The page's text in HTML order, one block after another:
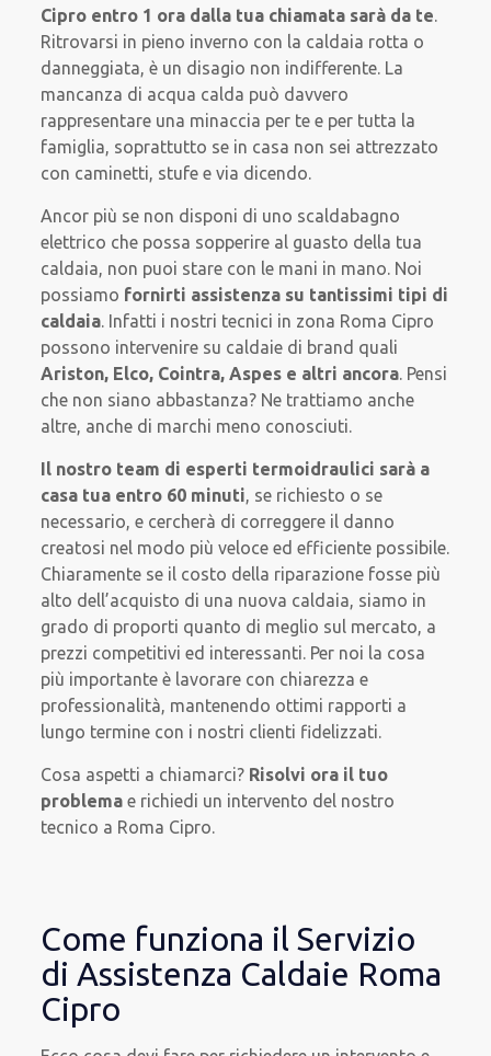
Cipro entro 1 ora dalla tua chiamata sarà da te.
Ritrovarsi in pieno inverno con la caldaia rotta o
danneggiata, è un disagio non indifferente. La
mancanza di acqua calda può davvero
rappresentare una minaccia per te e per tutta la
famiglia, soprattutto se in casa non sei attrezzato
con caminetti, stufe e via dicendo.
Ancor più se non disponi di uno scaldabagno
elettrico che possa sopperire al guasto della tua
caldaia, non puoi stare con le mani in mano. Noi
possiamo fornirti assistenza su tantissimi tipi di
caldaia. Infatti i nostri tecnici in zona Roma Cipro
possono intervenire su caldaie di brand quali
Ariston, Elco, Cointra, Aspes e altri ancora. Pensi
che non siano abbastanza? Ne trattiamo anche
altre, anche di marchi meno conosciuti.
Il nostro team di esperti termoidraulici sarà a
casa tua entro 60 minuti, se richiesto o se
necessario, e cercherà di correggere il danno
creatosi nel modo più veloce ed efficiente possibile.
Chiaramente se il costo della riparazione fosse più
alto dell’acquisto di una nuova caldaia, siamo in
grado di proporti quanto di meglio sul mercato, a
prezzi competitivi ed interessanti. Per noi la cosa
più importante è lavorare con chiarezza e
professionalità, mantenendo ottimi rapporti a
lungo termine con i nostri clienti fidelizzati.
Cosa aspetti a chiamarci? Risolvi ora il tuo
problema e richiedi un intervento del nostro
tecnico a Roma Cipro.
Come funziona il Servizio
di Assistenza Caldaie Roma
Cipro